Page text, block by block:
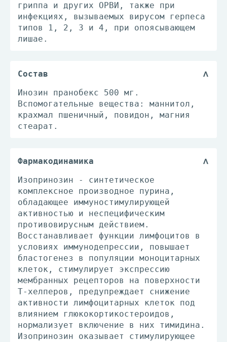
гриппа и других ОРВИ, также при
инфекциях, вызываемых вирусом герпеса
типов 1, 2, 3 и 4, при опоясывающем
лишае.
Состав
Инозин пранобекс 500 мг.
Вспомогательные вещества: маннитол,
крахмал пшеничный, повидон, магния
стеарат.
Фармакодинамика
Изопринозин - синтетическое
комплексное производное пурина,
обладающее иммуностимулирующей
активностью и неспецифическим
противовирусным действием.
Восстанавливает функции лимфоцитов в
условиях иммунодепрессии, повышает
бластогенез в популяции моноцитарных
клеток, стимулирует экспрессию
мембранных рецепторов на поверхности
Т-хелперов, предупреждает снижение
активности лимфоцитарных клеток под
влиянием глюкокортикостероидов,
нормализует включение в них тимидина.
Изопринозин оказывает стимулирующее